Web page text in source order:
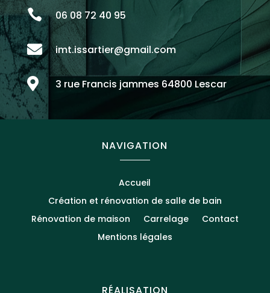
 06 08 72 40 95
 imt.issartier@gmail.com
 3 rue Francis jammes 64800 Lescar
NAVIGATION
Accueil
Création et rénovation de salle de bain
Rénovation de maison
Carrelage
Contact
Mentions légales
RÉALISATION